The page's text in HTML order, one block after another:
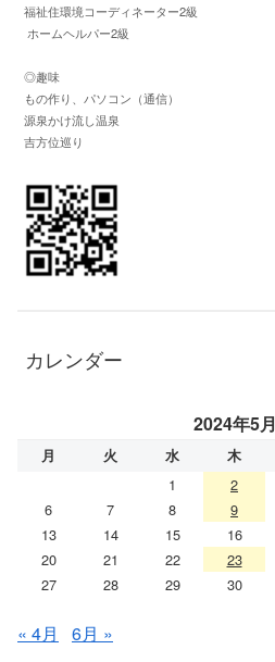
福祉住環境コーディネーター2級
ホームヘルパー2級
◎趣味
もの作り、パソコン（通信）
源泉かけ流し温泉
吉方位巡り
カレンダー
2024年5月
月 火 水 木
1 2
6
7 8 9
13
14 15 16
20
21 22 23
27
28 29 30
« 4月 6月 »